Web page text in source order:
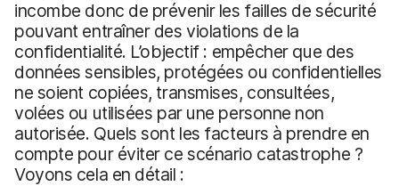
incombe donc de prévenir les failles de sécurité
pouvant entraîner des violations de la
confidentialité. L’objectif : empêcher que des
données sensibles, protégées ou confidentielles
ne soient copiées, transmises, consultées,
volées ou utilisées par une personne non
autorisée. Quels sont les facteurs à prendre en
compte pour éviter ce scénario catastrophe ?
Voyons cela en détail :